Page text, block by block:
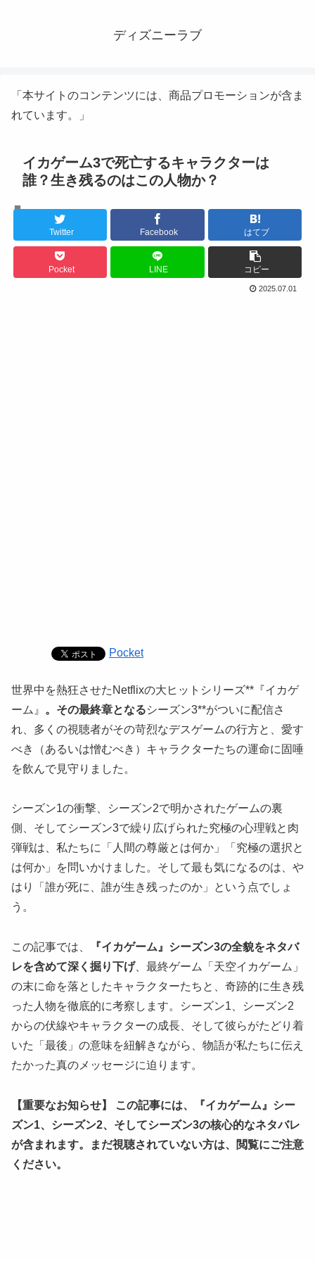
ディズニーラブ
「本サイトのコンテンツには、商品プロモーションが含ま
れています。」
イカゲーム3で死亡するキャラクターは
誰？生き残るのはこの人物か？
Twitter Facebook はてブ
Pocket LINE コピー
2025.07.01
Pocket
世界中を熱狂させたNetflixの大ヒットシリーズ**『イカゲ
ーム』 。その最終章となるシーズン3**がついに配信さ
れ、多くの視聴者がその苛烈なデスゲームの行方と、愛す
べき（あるいは憎むべき）キャラクターたちの運命に固唾
を飲んで見守りました。
シーズン1の衝撃、シーズン2で明かされたゲームの裏
側、そしてシーズン3で繰り広げられた究極の心理戦と肉
弾戦は、私たちに「人間の尊厳とは何か」「究極の選択と
は何か」を問いかけました。そして最も気になるのは、や
はり「誰が死に、誰が生き残ったのか」という点でしょ
う。
この記事では、
『イカゲーム』シーズン3の全貌をネタバ
レを含めて深く掘り下げ、最終ゲーム「天空イカゲーム」
の末に命を落としたキャラクターたちと、奇跡的に生き残
った人物を徹底的に考察します。シーズン1、シーズン2
からの伏線やキャラクターの成長、そして彼らがたどり着
いた「最後」の意味を紐解きながら、物語が私たちに伝え
たかった真のメッセージに迫ります。
【重要なお知らせ】
この記事には、『イカゲーム』シー
ズン1、シーズン2、そしてシーズン3の核心的なネタバレ
が含まれます。まだ視聴されていない方は、閲覧にご注意
ください。